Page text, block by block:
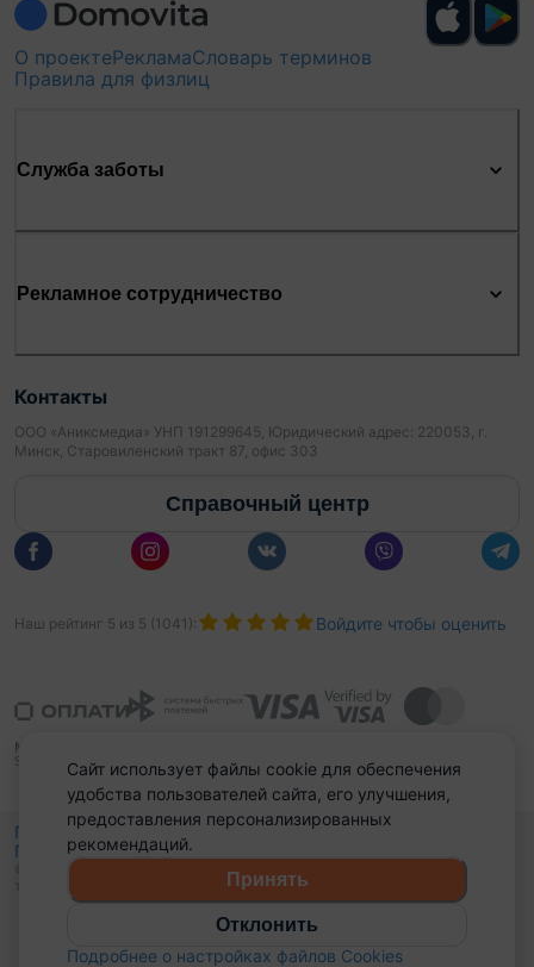
О проектеРекламаСловарь терминов
Правила для физлиц
Служба заботы
Рекламное сотрудничество
Контакты
ООО «Аниксмедиа» УНП 191299645, Юридический адрес: 220053, г.
Минск, Старовиленский тракт 87, офис 303
Справочный центр
Наш рейтинг 5 из 5 1041 ): Войдите чтобы оценить
Политика конфиденциальности,
Политика обработки файлов куки
© 2015 - 2026, Domovita.by. Копирование материалов допускается
только при наличии активной ссылки.
Сайт использует файлы cookie для обеспечения
удобства пользователей сайта, его улучшения,
предоставления персонализированных
рекомендаций.
Принять
Отклонить
Подробнее о настройках файлов Cookies